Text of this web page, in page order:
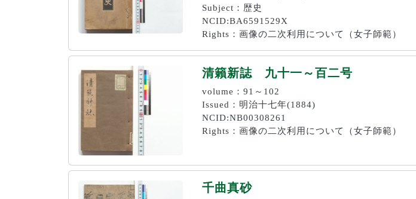
Subject：歴史
NCID:BA6591529X
Rights：画像の二次利用について（女子師範）
清籟新誌 九十一～百二号
volume：91～102
Issued：明治十七年(1884)
NCID:NB00308261
Rights：画像の二次利用について（女子師範）
千曲真砂